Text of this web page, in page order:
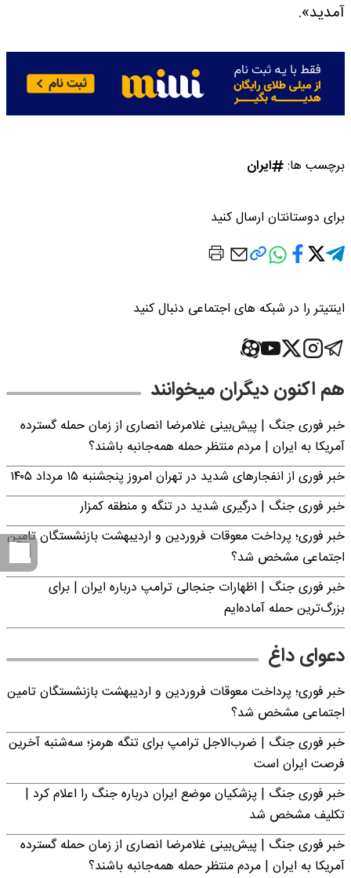
آمدید».
برچسب ها: ایران
برای دوستانتان ارسال کنید
اینتیتر را در شبکه های اجتماعی دنبال کنید
هم اکنون دیگران میخوانند
خبر فوری جنگ | پیش‌بینی غلامرضا انصاری از زمان حمله گسترده
آمریکا به ایران | مردم منتظر حمله همه‌جانبه باشند؟
خبر فوری از انفجارهای شدید در تهران امروز پنجشنبه ۱۵ مرداد ۱۴۰۵
خبر فوری جنگ | درگیری شدید در تنگه و منطقه کمزار
خبر فوری؛ پرداخت معوقات فروردین و اردیبهشت بازنشستگان تامین
اجتماعی مشخص شد؟
خبر فوری جنگ | اظهارات جنجالی ترامپ درباره ایران | برای
بزرگ‌ترین حمله آماده‌ایم
دعوای داغ
خبر فوری؛ پرداخت معوقات فروردین و اردیبهشت بازنشستگان تامین
اجتماعی مشخص شد؟
خبر فوری جنگ | ضرب‌الاجل ترامپ برای تنگه هرمز؛ سه‌شنبه آخرین
فرصت ایران است
خبر فوری جنگ | پزشکیان موضع ایران درباره جنگ را اعلام کرد |
تکلیف مشخص شد
خبر فوری جنگ | پیش‌بینی غلامرضا انصاری از زمان حمله گسترده
آمریکا به ایران | مردم منتظر حمله همه‌جانبه باشند؟